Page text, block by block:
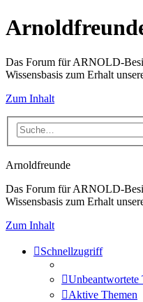
Das Forum für ARNOLD-
Wissensbasis zum Erhalt
Zum Inhalt
Arnoldfreunde
Das Forum für ARNOLD-
Wissensbasis zum Erhalt
Zum Inhalt
Schnellzugriff
Unbeantwortete
Aktive Themen